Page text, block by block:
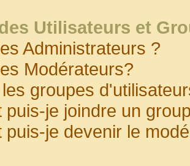
Utilisateurs et
Administrateurs ?
Modérateurs?
groupes
puis-je joindre un
puis-je devenir le